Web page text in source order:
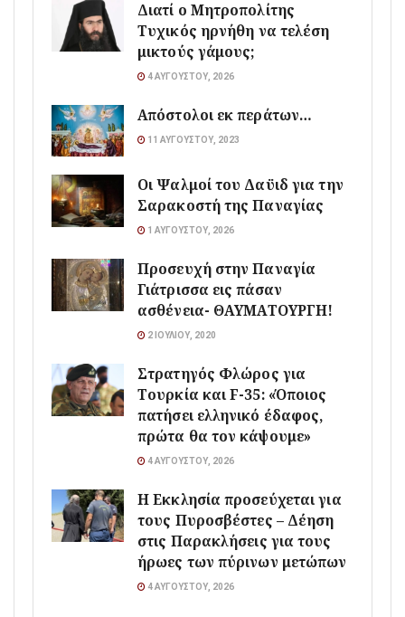
Διατί ο Μητροπολίτης
Τυχικός ηρνήθη να τελέση
μικτούς γάμους;
4 ΑΥΓΟΎΣΤΟΥ, 2026
Απόστολοι εκ περάτων…
11 ΑΥΓΟΎΣΤΟΥ, 2023
Οι Ψαλμοί του Δαϋιδ για την
Σαρακοστή της Παναγίας
1 ΑΥΓΟΎΣΤΟΥ, 2026
Προσευχή στην Παναγία
Γιάτρισσα εις πάσαν
ασθένεια- ΘΑΥΜΑΤΟΥΡΓΗ!
2 ΙΟΥΛΊΟΥ, 2020
Στρατηγός Φλώρος για
Τουρκία και F-35: «Όποιος
πατήσει ελληνικό έδαφος,
πρώτα θα τον κάψουμε»
4 ΑΥΓΟΎΣΤΟΥ, 2026
Η Εκκλησία προσεύχεται για
τους Πυροσβέστες – Δέηση
στις Παρακλήσεις για τους
ήρωες των πύρινων μετώπων
4 ΑΥΓΟΎΣΤΟΥ, 2026